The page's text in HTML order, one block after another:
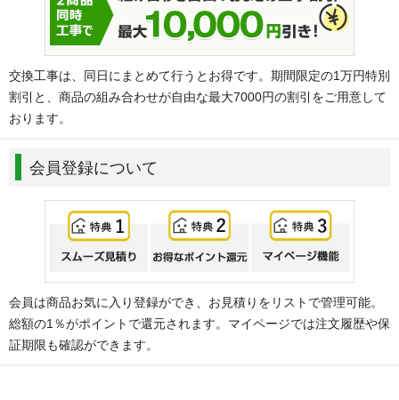
交換工事は、同日にまとめて行うとお得です。期間限定の1万円特別
割引と、商品の組み合わせが自由な最大7000円の割引をご用意して
おります。
会員登録について
会員は商品お気に入り登録ができ、お見積りをリストで管理可能。
総額の1％がポイントで還元されます。マイページでは注文履歴や保
証期限も確認ができます。